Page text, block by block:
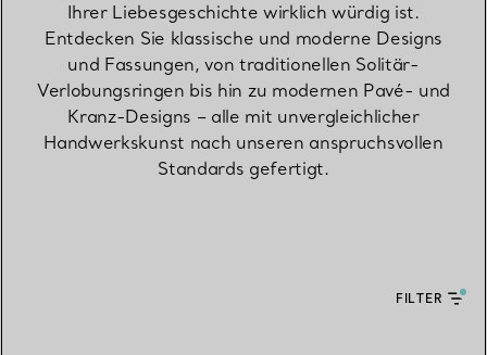
Ihrer Liebesgeschichte wirklich würdig ist.
Entdecken Sie klassische und moderne Designs
und Fassungen, von traditionellen Solitär-
Verlobungsringen bis hin zu modernen Pavé- und
Kranz-Designs – alle mit unvergleichlicher
Handwerkskunst nach unseren anspruchsvollen
Standards gefertigt.
FILTER